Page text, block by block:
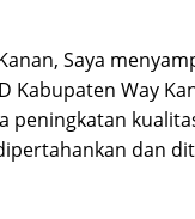
Saya
Kabupaten Way
peningkatan
dan